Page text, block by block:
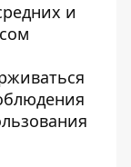
и